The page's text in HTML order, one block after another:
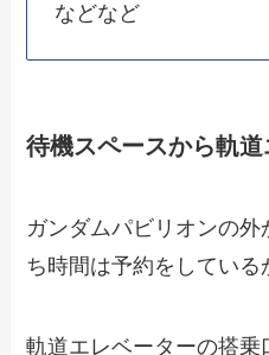
などなど
待機スペースから軌
ガンダムパビリオンの
ち時間は予約をしている
軌道エレベーターの搭乗